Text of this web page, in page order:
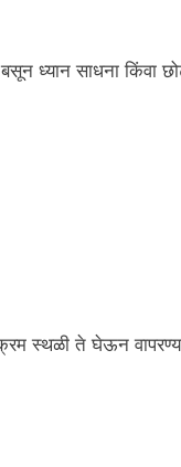
ध्यान साधना किंवा
स्थळी ते घेऊन